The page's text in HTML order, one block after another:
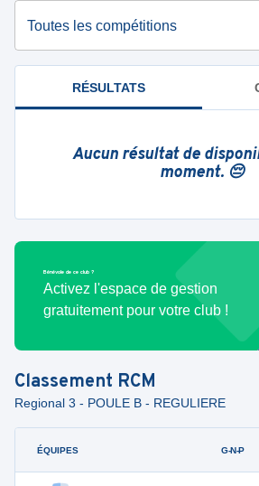
Toutes les compétitions
RÉSULTATS
Aucun résultat de
moment. 😔
Bénévole de ce club ?
Activez l'espace de gestion
gratuitement pour votre club !
Classement RCM
Regional 3 - POULE B - REGULIERE
ÉQUIPES G-N-P